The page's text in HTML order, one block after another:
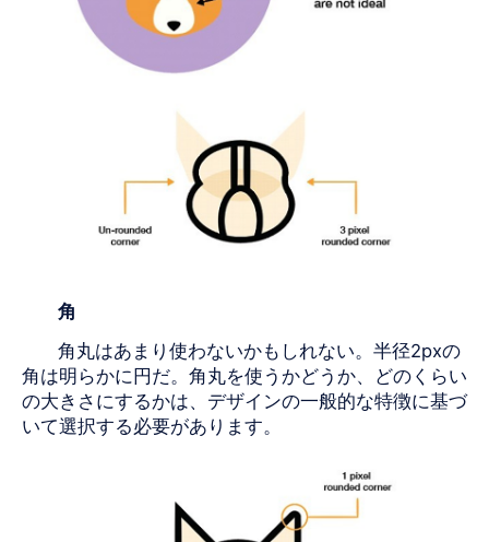
角
角丸はあまり使わないかもしれない。半径2pxの
角は明らかに円だ。角丸を使うかどうか、どのくらい
の大きさにするかは、デザインの一般的な特徴に基づ
いて選択する必要があります。